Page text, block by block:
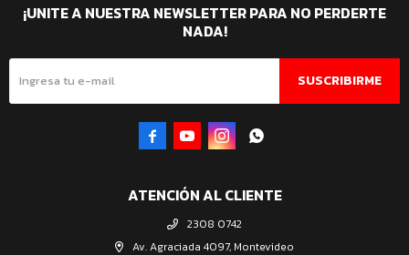
ATENCIÓN AL CLIENTE
2308 0742
Av. Agraciada 4097, Montevideo
¡UNITE A NUESTRA NEWSLETTER PARA NO PERDERTE
NADA!
SUSCRIBIRME
   